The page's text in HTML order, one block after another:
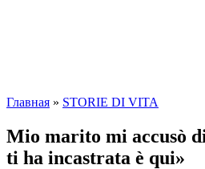
Главная » STORIE DI VITA
Mio marito mi accusò
ti ha incastrata è qui»